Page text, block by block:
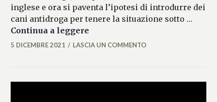
inglese e ora si paventa l’ipotesi di introdurre dei
cani antidroga per tenere la situazione sotto …
Continua a leggere
ALESSIA
5 DICEMBRE 2021 LASCIA UN COMMENTO